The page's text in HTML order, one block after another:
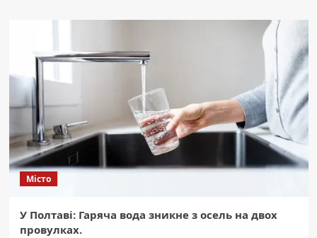
Місто
У Полтаві: Гаряча вода зникне з осель на двох
провулках.